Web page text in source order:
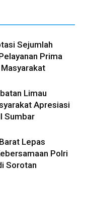
Sejumlah
Prima
Limau
Apresiasi
Sumbar
Lepas
Polri
Sorotan